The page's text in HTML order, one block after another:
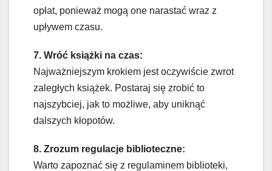
opłat, ponieważ mogą one narastać wraz z
upływem czasu.
7. Wróć książki na czas:
Najważniejszym krokiem jest oczywiście zwrot
zaległych książek. Postaraj się zrobić to
najszybciej, jak to możliwe, aby uniknąć
dalszych kłopotów.
8. Zrozum regulacje biblioteczne:
Warto zapoznać się z regulaminem biblioteki,